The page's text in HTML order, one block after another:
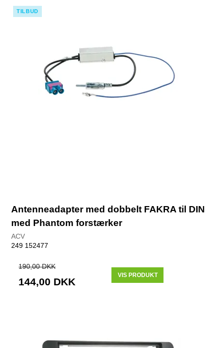
TILBUD
Antenneadapter med dobbelt FAKRA til DIN
med Phantom forstærker
ACV
249 152477
190,00 DKK
144,00 DKK
VIS PRODUKT